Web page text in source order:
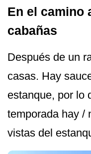
En el camino
cabañas
Después de un
casas. Hay
estanque, por lo
temporada hay /
vistas del